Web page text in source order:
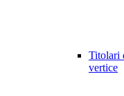
Titolari
vertice